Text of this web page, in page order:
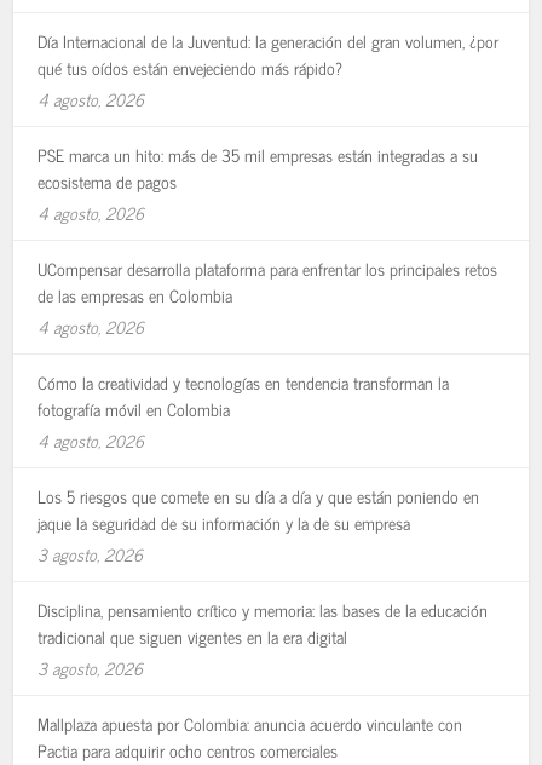
Día Internacional de la Juventud: la generación del gran volumen, ¿por
qué tus oídos están envejeciendo más rápido?
4 agosto, 2026
PSE marca un hito: más de 35 mil empresas están integradas a su
ecosistema de pagos
4 agosto, 2026
UCompensar desarrolla plataforma para enfrentar los principales retos
de las empresas en Colombia
4 agosto, 2026
Cómo la creatividad y tecnologías en tendencia transforman la
fotografía móvil en Colombia
4 agosto, 2026
Los 5 riesgos que comete en su día a día y que están poniendo en
jaque la seguridad de su información y la de su empresa
3 agosto, 2026
Disciplina, pensamiento crítico y memoria: las bases de la educación
tradicional que siguen vigentes en la era digital
3 agosto, 2026
Mallplaza apuesta por Colombia: anuncia acuerdo vinculante con
Pactia para adquirir ocho centros comerciales